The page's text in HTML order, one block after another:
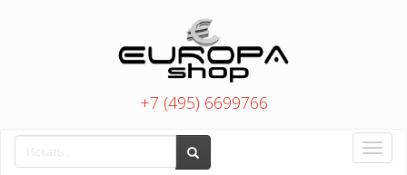
+7 (495) 6699766
Toggle